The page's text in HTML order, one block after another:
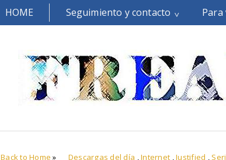
HOME Seguimiento y contacto Para
Back to Home » Descargas del día ,Internet ,Justified ,